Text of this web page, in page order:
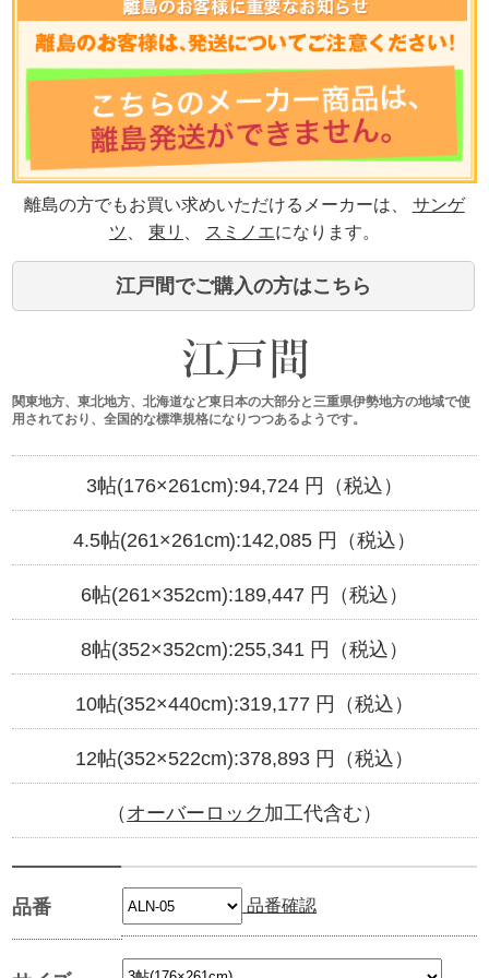
離島の方でもお買い求めいただけるメーカーは、 サンゲ
ツ、東リ 、 スミノエになります。
江戸間でご購入の方はこちら
関東地方、東北地方、北海道など東日本の大部分と三重県伊勢地方の地域で使
用されており、全国的な標準規格になりつつあるようです。
3帖(176×261cm):94,724円（税込）
4.5帖(261×261cm):142,085 円（税込）
6帖(261×352cm):189,447 円（税込）
8帖(352×352cm):255,341円（税込）
10帖(352×440cm):319,177 円（税込）
12帖(352×522cm):378,893円（税込）
（ オーバーロック 加工代含む）
品番 品番確認